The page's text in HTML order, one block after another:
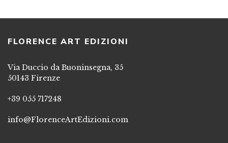
FLORENCE ART EDIZIONI
Via Duccio da Buoninsegna, 35
50143 Firenze
+39 055 717248
info@FlorenceArtEdizioni.com